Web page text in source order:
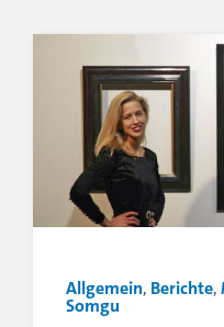
Allgemein, Berichte,
Somgu